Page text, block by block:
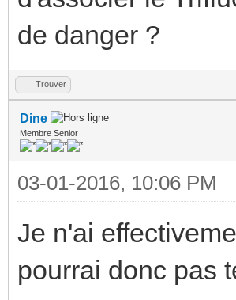
de danger ?
Trouver
Dine
Membre Senior
03-01-2016, 10:06 PM
Je n'ai
pourrai donc pas